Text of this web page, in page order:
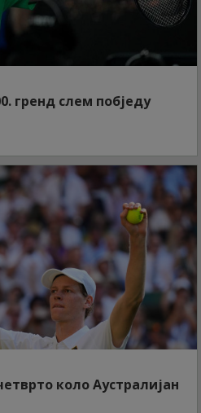
гренд слем побједу
коло Аустралијан